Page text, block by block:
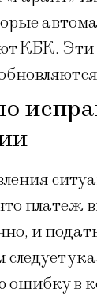
КБК.
платеж
и
ошибку в